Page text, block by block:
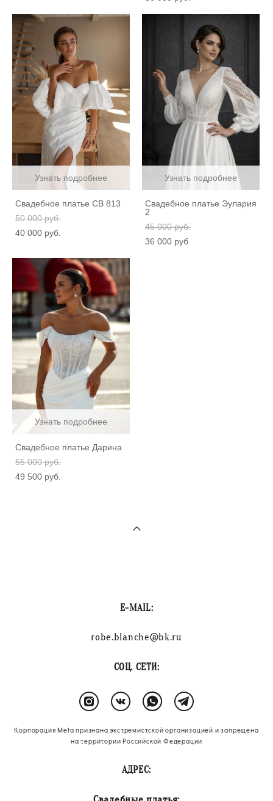
Узнать подробнее
Свадебное платье СВ 813
50 000 pуб.
40 000 pуб.
Узнать подробнее
Свадебное платье Эулария
2
45 000 pуб.
36 000 pуб.
Узнать подробнее
Свадебное платье Дарина
55 000 pуб.
49 500 pуб.
E-MAIL:
robe.blanche@bk.ru
СОЦ. СЕТИ:
Корпорация Meta признана экстремистской организацией и запрещена
на территории Российской Федерации
АДРЕС: